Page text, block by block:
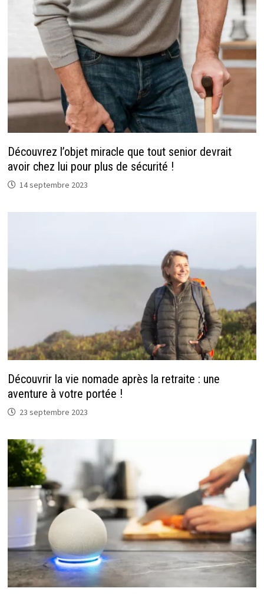
Découvrez l’objet miracle que tout senior devrait
avoir chez lui pour plus de sécurité !
14 septembre 2023
Découvrir la vie nomade après la retraite : une
aventure à votre portée !
23 septembre 2023